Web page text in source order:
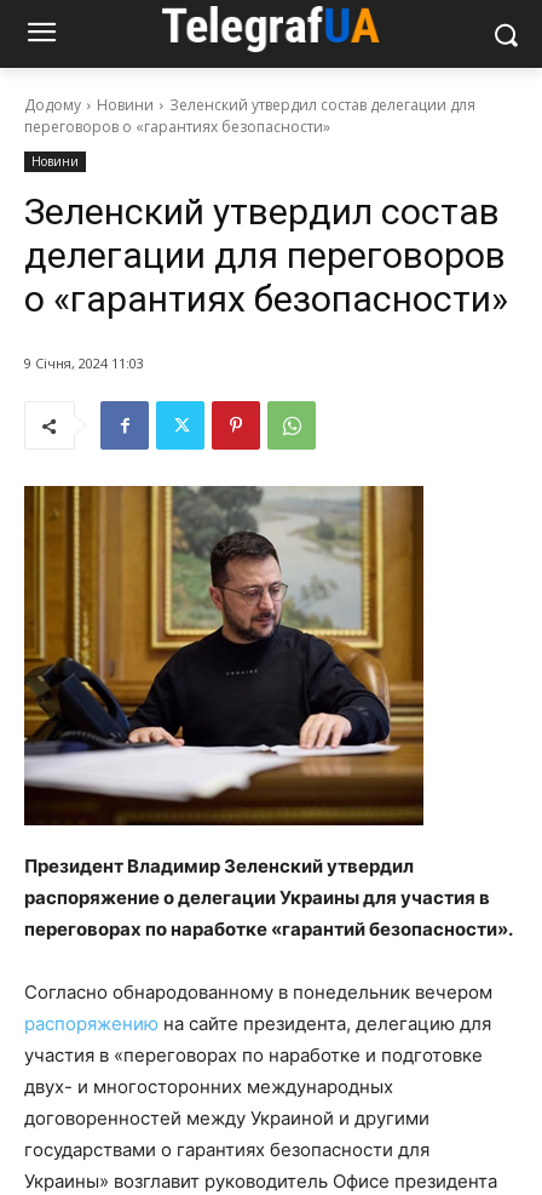
Додому Новини
Зеленский утвердил состав делегации для
переговоров о «гарантиях безопасности»
Новини
Зеленский утвердил состав
делегации для переговоров
о «гарантиях безопасности»
9 Січня, 2024 11:03
Президент Владимир Зеленский утвердил
распоряжение о делегации Украины для участия в
переговорах по наработке «гарантий безопасности».
Согласно обнародованному в понедельник вечером
распоряжению на сайте президента, делегацию для
участия в «переговорах по наработке и подготовке
двух- и многосторонних международных
договоренностей между Украиной и другими
государствами о гарантиях безопасности для
Украины» возглавит руководитель Офисе президента